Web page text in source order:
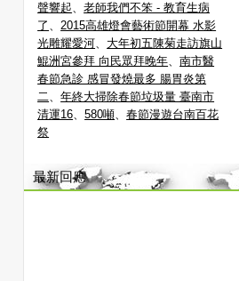
聲響起、老師我們不笨 - 教育生病
了 、2015高雄燈會藝術節開幕 水影
光雕耀愛河、 大年初五陳菊走訪旗山
鯤洲宮參拜 向民眾拜晚年、南市醫
春節急診 感冒發燒最多 腸胃炎第
二、年終大掃除春節垃圾量 臺南市
清運16、580噸、春節漫遊台南百花
祭
最新回應